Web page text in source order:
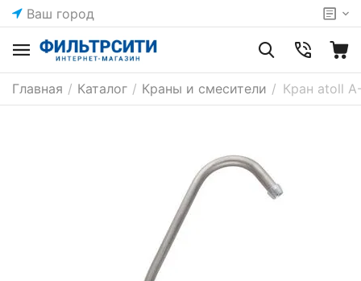
Ваш город
Главная / Каталог / Краны и смесители / Кран atoll